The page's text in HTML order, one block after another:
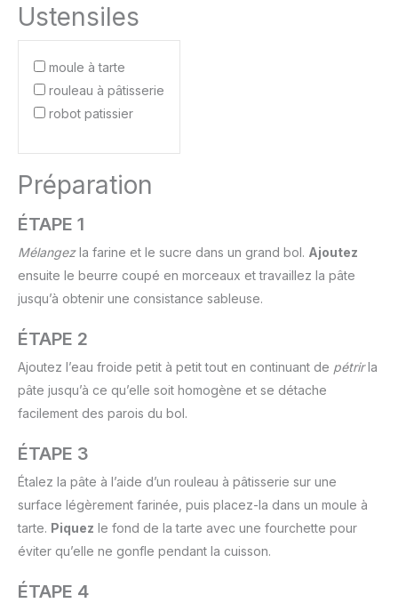
Ustensiles
moule à tarte
rouleau à pâtisserie
robot patissier
Préparation
ÉTAPE 1
Mélangezla farine et le sucre dans un grand bol. Ajoutez
ensuite le beurre coupé en morceaux et travaillez la pâte
jusqu’à obtenir une consistance sableuse.
ÉTAPE 2
Ajoutez l’eau froide petit à petit tout en continuant de pétrirla
pâte jusqu’à ce qu’elle soit homogène et se détache
facilement des parois du bol.
ÉTAPE 3
Étalez la pâte à l’aide d’un rouleau à pâtisserie sur une
surface légèrement farinée, puis placez-la dans un moule à
tarte. Piquez le fond de la tarte avec une fourchette pour
éviter qu’elle ne gonfle pendant la cuisson.
ÉTAPE 4